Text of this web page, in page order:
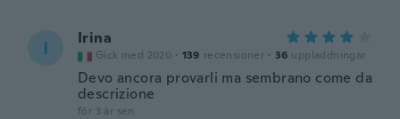
I Irina
Gick med 2020 · 139 recensioner · 36 uppladdningar
Devo ancora provarli ma sembrano come da
descrizione
för 3 år sen